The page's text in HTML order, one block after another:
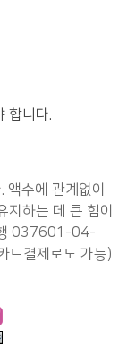
합니다.
수에 관계없이
하는 데 큰 힘이
행 037601-04-
드결제로도 가능)